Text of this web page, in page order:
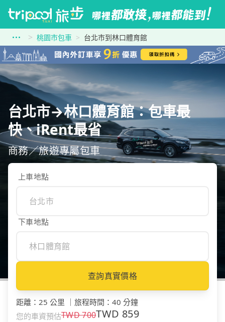
桃園市包車 台北市到林口體育館
台北市→林口體育館：包車最
快、iRent最省
商務／旅遊專屬包車
上車地點
下車地點
查詢真實價格
距離 ： 25 公里 旅程時間 ： 40 分鐘
您的車資預估TWD700TWD 859